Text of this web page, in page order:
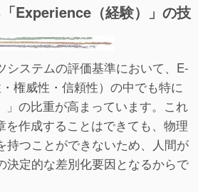
Experience（経験）」の技
システムの評価基準において、E-
権威性・信頼性）の中でも特に
」の比重が高まっています。これ
を作成することはできても、物理
持つことができないため、人間が
決定的な差別化要因となるからで